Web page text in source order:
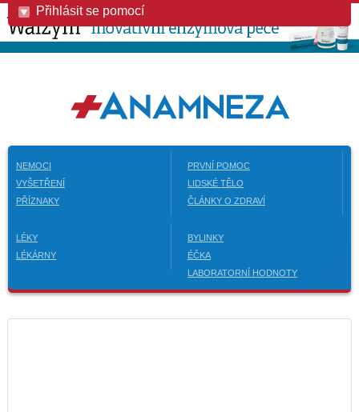
Přihlásit se pomocí
NEMOCI
VYŠETŘENÍ
PŘÍZNAKY
PRVNÍ POMOC
LIDSKÉ TĚLO
ČLÁNKY O ZDRAVÍ
LÉKY
LÉKÁRNY
BYLINKY
ÉČKA
LABORATORNÍ HODNOTY